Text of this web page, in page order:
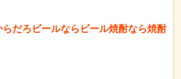
だろビールならビール焼酎なら焼酎